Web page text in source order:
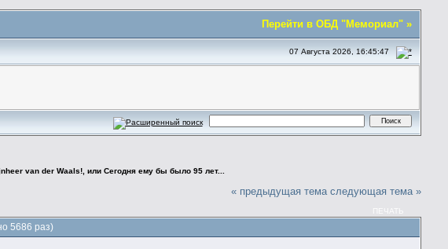
Перейти в ОБД "Мемориал" »
07 Августа 2026, 16:45:47
van der Waals!, или Сегодня ему бы было 95 лет...
« предыдущая тема следующая тема »
ПЕЧАТЬ
5686 раз)